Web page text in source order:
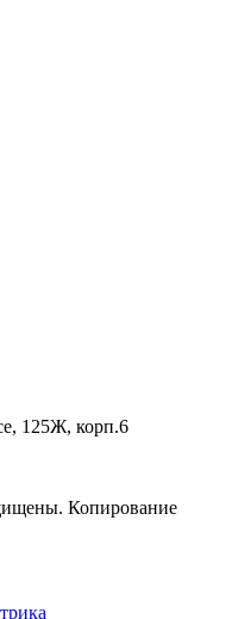
125Ж, корп.6
Копирование